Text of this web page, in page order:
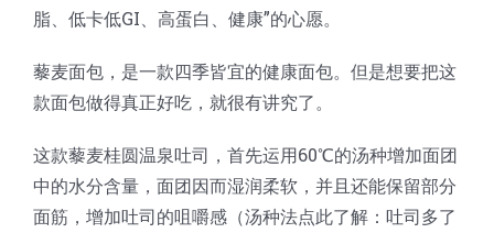
挤出奶酪切片
寿司切割机
冷冻面团切割
牛轧糖切割
阿胶糕切片
谷物棒切割
宠物食品
脂、低卡低GI、高蛋白、健康”的心愿。
藜麦面包，是一款四季皆宜的健康面包。但是想要把这
款面包做得真正好吃，就很有讲究了。
这款藜麦桂圆温泉吐司，首先运用60℃的汤种增加面团
中的水分含量，面团因而湿润柔软，并且还能保留部分
面筋，增加吐司的咀嚼感（汤种法点此了解：吐司多了